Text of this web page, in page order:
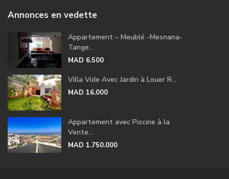
Annonces en vedette
Appartement – Meublé -Mesnana-
Tange...
MAD 6.500
Villa Vide Avec Jardin à Louer R...
MAD 16.000
Appartement avec Piscine à la
Vente...
MAD 1.750.000